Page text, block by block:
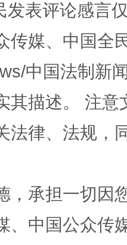
白藏房 除
发表评论感言
传媒、中国全
中国法制新
其描述。 注
法律、法规，
，承担一切因
、中国公众传